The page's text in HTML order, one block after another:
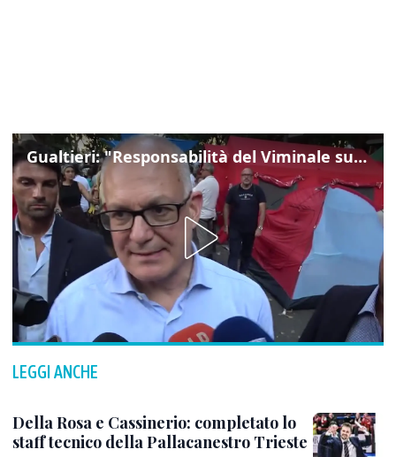
Gualtieri: "Responsabilità del Viminale su Spin Time? La posizione dei partiti è nota"
LEGGI ANCHE
Della Rosa e Cassinerio: completato lo
staff tecnico della Pallacanestro Trieste